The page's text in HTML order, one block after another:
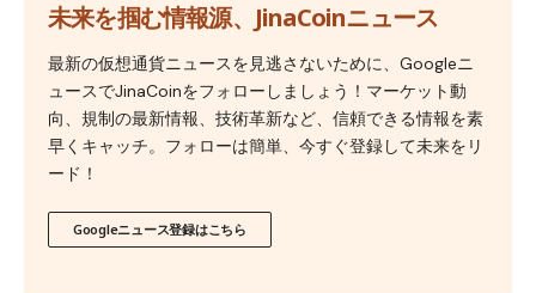
未来を掴む情報源、JinaCoinニュース
最新の仮想通貨ニュースを見逃さないために、Googleニ
ュースでJinaCoinをフォローしましょう！マーケット動
向、規制の最新情報、技術革新など、信頼できる情報を素
早くキャッチ。フォローは簡単、今すぐ登録して未来をリ
ード！
Googleニュース登録はこちら